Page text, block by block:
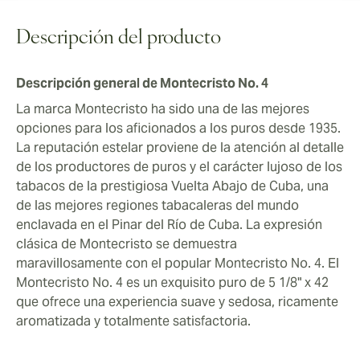
sea a su salón de puros local, a la ciudad o en viajes
aquellos que buscan llevar su fumado de puros casual
Descripción del producto
Descripción general de Montecristo No. 4
La marca Montecristo ha sido una de las mejores
opciones para los aficionados a los puros desde 1935.
La reputación estelar proviene de la atención al detalle
de los productores de puros y el carácter lujoso de los
tabacos de la prestigiosa Vuelta Abajo de Cuba, una
de las mejores regiones tabacaleras del mundo
enclavada en el Pinar del Río de Cuba. La expresión
clásica de Montecristo se demuestra
maravillosamente con el popular Montecristo No. 4. El
Montecristo No. 4 es un exquisito puro de 5 1/8" x 42
que ofrece una experiencia suave y sedosa, ricamente
aromatizada y totalmente satisfactoria.